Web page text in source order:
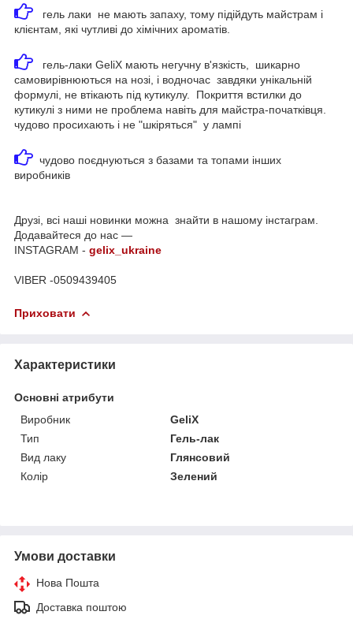
гель лаки не мають запаху, тому підійдуть майстрам і
клієнтам, які чутливі до хімічних ароматів.
гель-лаки GeliX мають негучну в'язкість, шикарно
самовирівнюються на нозі, і водночас завдяки унікальній
формулі, не втікають під кутикулу. Покриття встилки до
кутикулі з ними не проблема навіть для майстра-початківця.
чудово просихають і не "шкіряться" у лампі
чудово поєднуються з базами та топами інших
виробників
Друзі, всі наші новинки можна знайти в нашому інстаграм.
Додавайтеся до нас —
INSTAGRAM - gelix_ukraine
VIBER -0509439405
Приховати
Характеристики
Основні атрибути
Виробник
GeliX
Тип
Гель-лак
Вид лаку
Глянсовий
Колір
Зелений
Умови доставки
Нова Пошта
Доставка поштою